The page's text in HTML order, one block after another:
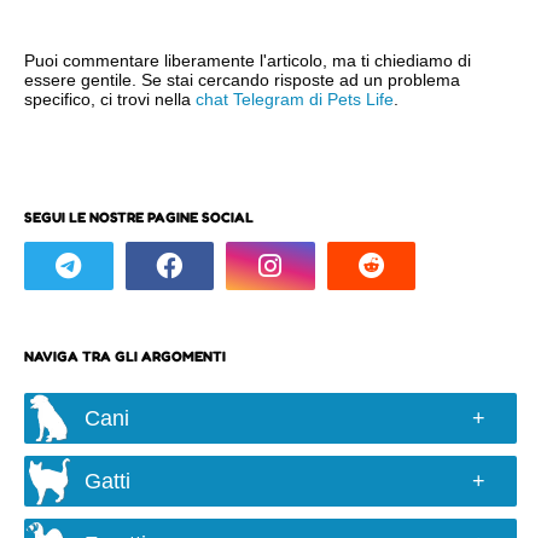
Puoi commentare liberamente l'articolo, ma ti chiediamo di
essere gentile. Se stai cercando risposte ad un problema
specifico, ci trovi nella chat Telegram di Pets Life.
SEGUI LE NOSTRE PAGINE SOCIAL
NAVIGA TRA GLI ARGOMENTI
Cani
Razze e taglie
Scelta del cane
Gatti
Razze